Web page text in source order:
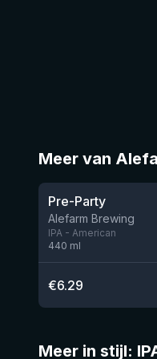
Meer van
★3.75
Pre-Party
Alefarm Brewing
IPA - American
440 ml
€6.29
Meer in stijl: